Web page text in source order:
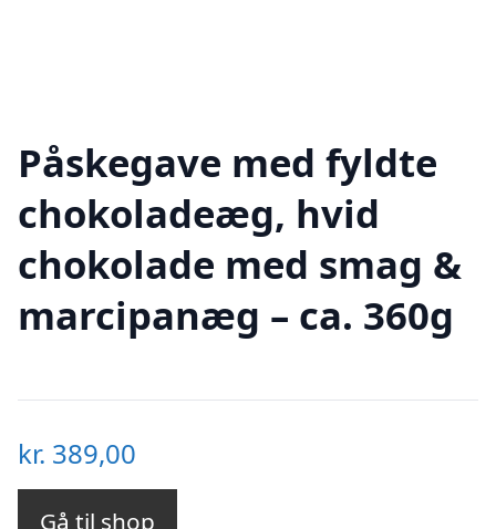
Påskegave med fyldte
chokoladeæg, hvid
chokolade med smag &
marcipanæg – ca. 360g
kr. 389,00
Gå til shop